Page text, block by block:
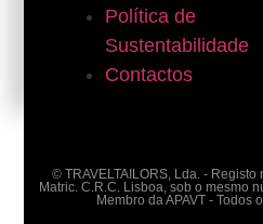
Política de
Sustentabilidade
Contactos
© TRAVELTAILORS, Lda. - Registo
Matric. C.R.C. Lisboa, sob o mesmo
Membro da APAVT - Todos